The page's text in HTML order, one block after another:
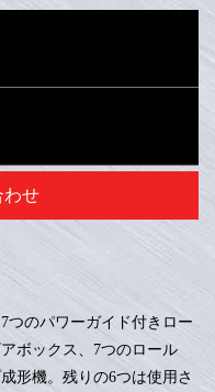
わせ
つのパワーガイド付きロー
ボックス、7つのロール
形機。残りの6つは使用さ